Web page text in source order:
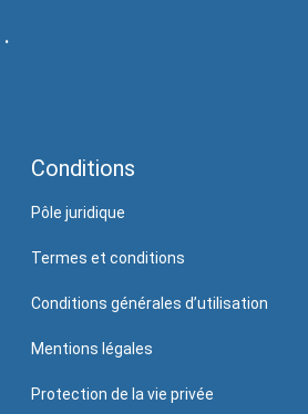
.
Conditions
Pôle juridique
Termes et conditions
Conditions générales d’utilisation
Mentions légales
Protection de la vie privée